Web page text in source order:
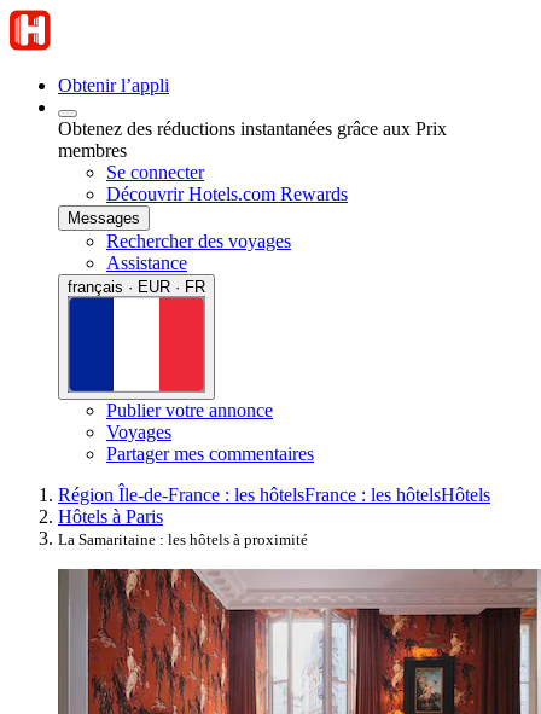
Obtenir l’appli
Obtenez des réductions instantanées grâce aux Prix
membres
Se connecter
Découvrir Hotels.com Rewards
Messages
Rechercher des voyages
Assistance
français · EUR · FR
Publier votre annonce
Voyages
Partager mes commentaires
Région Île-de-France : les hôtelsFrance : les hôtelsHôtels
Hôtels à Paris
La Samaritaine : les hôtels à proximité